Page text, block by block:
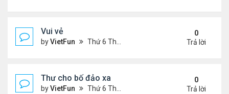
Vui vẻ
byVietFun Thứ 6 Tháng 11 05, 2021 3:07 pm
0
Trả lời
Thư cho bố đảo xa
byVietFun Thứ 6 Tháng 11 05, 2021 3:06 pm
0
Trả lời